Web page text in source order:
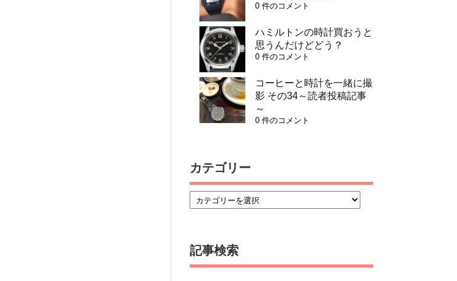
0 件のコメント
ハミルトンの時計買おうと
思うんだけどどう？
0 件のコメント
コーヒーと時計を一緒に撮
影 その34～読者投稿記事
～
0 件のコメント
カテゴリー
記事検索